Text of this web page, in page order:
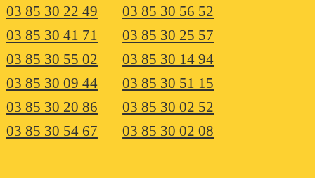
03 85 30 22 49
03 85 30 56 52
03 85 30 41 71
03 85 30 25 57
03 85 30 55 02
03 85 30 14 94
03 85 30 09 44
03 85 30 51 15
03 85 30 20 86
03 85 30 02 52
03 85 30 54 67
03 85 30 02 08